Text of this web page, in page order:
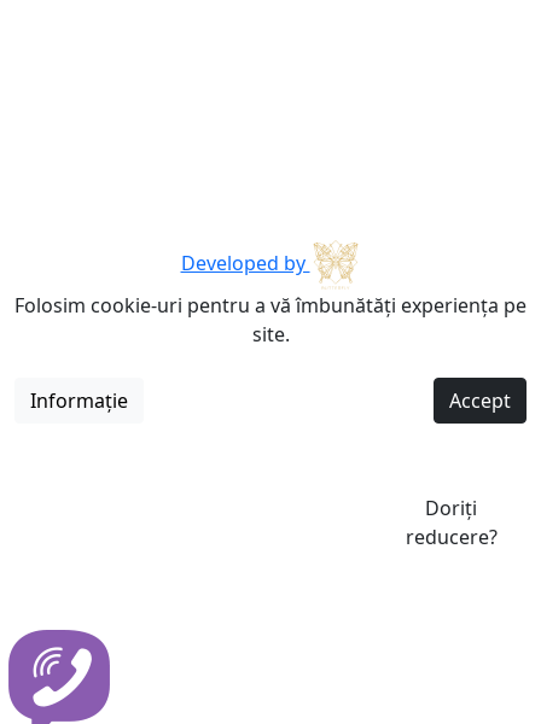
Developed by
Folosim cookie-uri pentru a vă îmbunătăți experiența pe
site.
Informație Accept
Doriți
reducere?